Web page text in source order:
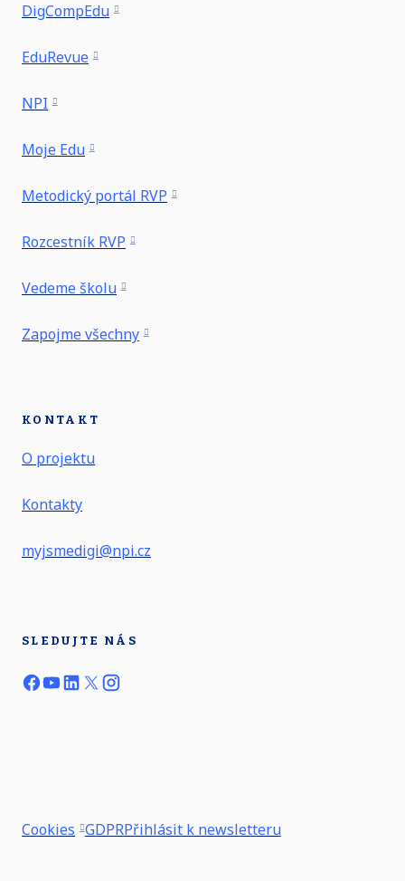
DigCompEdu
EduRevue
NPI
Moje Edu
Metodický portál RVP
Rozcestník RVP
Vedeme školu
Zapojme všechny
KONTAKT
O projektu
Kontakty
myjsmedigi@npi.cz
SLEDUJTE NÁS
Cookies GDPRPřihlásit k newsletteru